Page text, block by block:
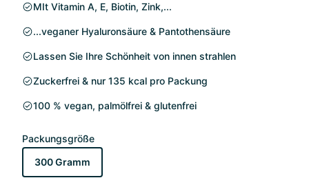
MIt Vitamin A, E, Biotin, Zink,...
...veganer Hyaluronsäure & Pantothensäure
Lassen Sie Ihre Schönheit von innen strahlen
Zuckerfrei & nur 135 kcal pro Packung
100 % vegan, palmölfrei & glutenfrei
Packungsgröße
300 Gramm